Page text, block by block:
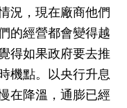
況，現在廠商他們
的經營都會變得越
得如果政府要去推
機點。以央行升息
在降溫，通膨已經